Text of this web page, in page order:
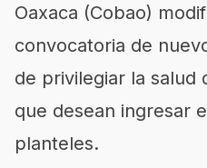
Oaxaca (Cobao)
convocatoria de
de privilegiar la salud
que desean ingresar
planteles.